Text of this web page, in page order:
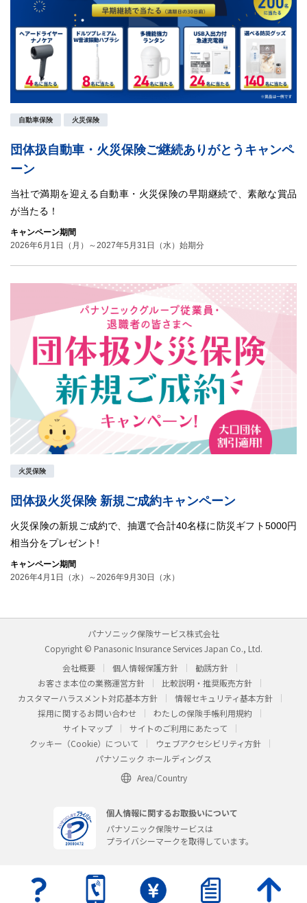
自動車保険 火災保険
団体扱自動車・火災保険ご継続ありがとうキャンペ
ーン
当社で満期を迎える自動車・火災保険の早期継続で、素敵な賞品
が当たる！
キャンペーン期間
2026年6月1日（月）～2027年5月31日（水）始期分
火災保険
団体扱火災保険 新規ご成約キャンペーン
火災保険の新規ご成約で、抽選で合計40名様に防災ギフト5000円
相当分をプレゼント!
キャンペーン期間
2026年4月1日（水）～2026年9月30日（水）
パナソニック保険サービス株式会社
Copyright © Panasonic Insurance Services Japan Co., Ltd.
会社概要
個人情報保護方針
勧誘方針
お客さま本位の業務運営方針
比較説明・推奨販売方針
カスタマーハラスメント対応基本方針
情報セキュリティ基本方針
採用に関するお問い合わせ
わたしの保険手帳利用規約
サイトマップ
サイトのご利用にあたって
クッキー（Cookie）について
ウェブアクセシビリティ方針
パナソニック ホールディングス
Area/Country
個人情報に関するお取扱いについて
パナソニック保険サービスは
プライバシーマークを取得しています。